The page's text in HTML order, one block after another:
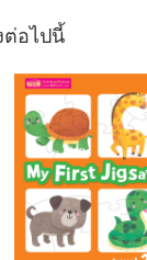
อไปนี้